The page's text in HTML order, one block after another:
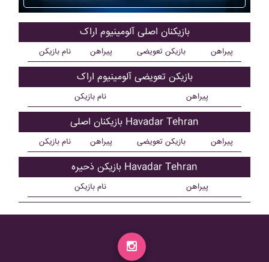
بازیکنان اصلی آلومينيوم اراک
نام بازیکن پیراهن بازیکن تعویضی پیراهن
بازیکن تعویضی آلومينيوم اراک
نام بازیکن پیراهن
بازیکنان اصلی Havadar Tehran
نام بازیکن پیراهن بازیکن تعویضی پیراهن
بازیکن ذحیره Havadar Tehran
نام بازیکن پیراهن